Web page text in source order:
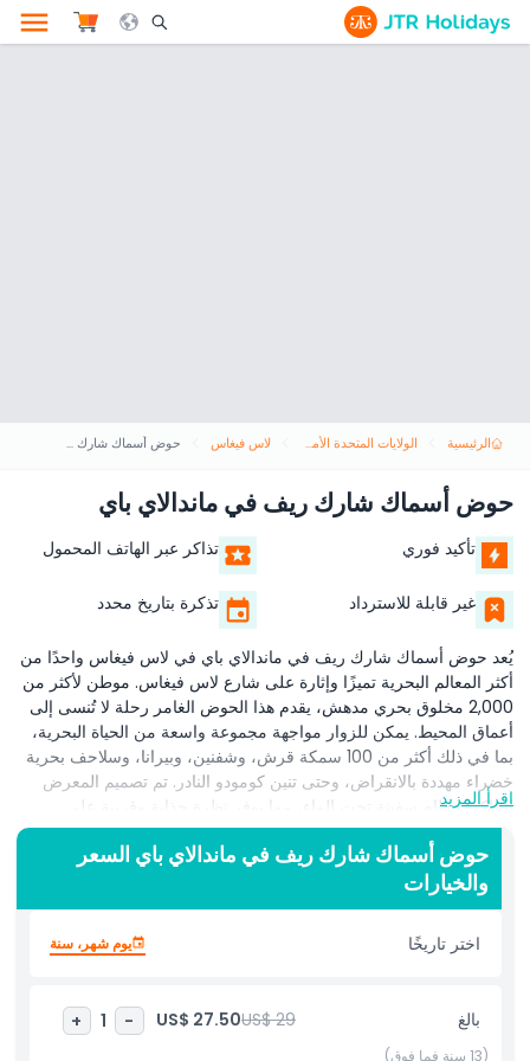
Search Opener Icon
الرئيسية الولايات المتحدة الأمريكية لاس فيغاس حوض أسماك شارك ريف في ماندالاي باي
حوض أسماك شارك ريف في ماندالاي باي
تأكيد فوري تذاكر عبر الهاتف المحمول
غير قابلة للاسترداد تذكرة بتاريخ محدد
يُعد حوض أسماك شارك ريف في ماندالاي باي في لاس فيغاس واحدًا من
أكثر المعالم البحرية تميزًا وإثارة على شارع لاس فيغاس. موطن لأكثر من
2,000 مخلوق بحري مدهش، يقدم هذا الحوض الغامر رحلة لا تُنسى إلى
أعماق المحيط. يمكن للزوار مواجهة مجموعة واسعة من الحياة البحرية،
بما في ذلك أكثر من 100 سمكة قرش، وشفنين، وبيرانا، وسلاحف بحرية
خضراء مهددة بالانقراض، وحتى تنين كومودو النادر. تم تصميم المعرض
ليحاكي حطام سفينة تحت الماء، مما يوفر نظرة جذابة وقريبة على
الكائنات التي توجد عادةً في أعماق المحيط. من أبرز مميزات حوض شارك
ريف نفق القروش، حيث يمكن للضيوف المشي عبر ممر شفاف تحيط به
بعض من أخطر مفترسي المحيط. لأولئك الذين يبحثون عن تجربة أكثر
تفاعلية، يقدم حوض لمس الشفنين وعروض إطعام القروش فرص تعلم
عملية مثيرة للأطفال والكبار على حد سواء. مع تركيز أعلى من القروش
الغريبة مقارنة بما يوجد في البرية، يعد الحوض ملاذًا لعشاق الإثارة ومحبي
بشدة بالحفاظ على المحيط والتعليم. يروّج المرفق لممارسات مستدامة
ويدعم مبادرات بحثية بحرية مختلفة. سواء كنت تستكشف مع عائلتك،
تخطط لموعد، أو تبحث فقط عن استراحة من معالم فيغاس التقليدية،
اقرأ المزيد
حوض أسماك شارك ريف في ماندالاي باي السعر
والخيارات
اختر تاريخًا يوم شهر، سنة
بالغ US$ 29
US$ 27.50
-
1
+
(13 سنة فما فوق)